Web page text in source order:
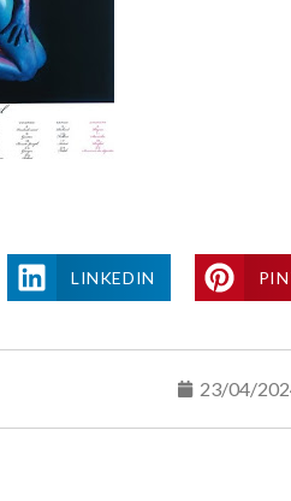
LINKEDIN
23/04/